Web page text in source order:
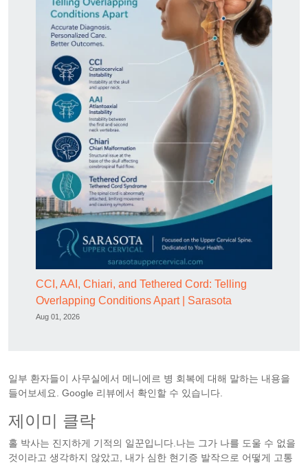
CCI, AAI, Chiari, and Tethered Cord: Telling
Overlapping Conditions Apart | Sarasota
Aug 01, 2026
일부 환자들이 사무실에서 메니에르 병 회복에 대해 말하는 내용을
들어보세요. Google 리뷰에서 확인할 수 있습니다.
제이미 클락
홀 박사는 진지하게 기적의 일꾼입니다.나는 그가 나를 도울 수 없을
것이라고 생각하지 않았고, 내가 심한 현기증 발작으로 어떻게 고통